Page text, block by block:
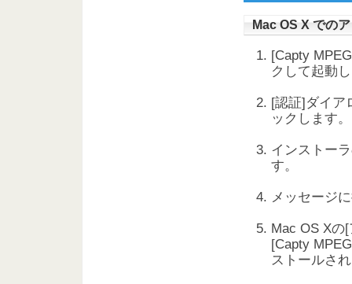
Mac OS X での
[Capty
クして起動
[認証]ダイア
ックします。
インストー
す。
メッセージ
Mac OS Xの
[Capty
ストールさ